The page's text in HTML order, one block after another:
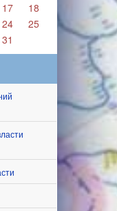
17
18
24
25
31